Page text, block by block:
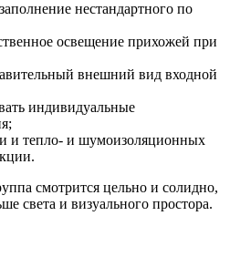
нестандартного по
освещение прихожей при
внешний вид входной
индивидуальные
и тепло- и шумоизоляционных
смотрится цельно и солидно,
света и визуального простора.